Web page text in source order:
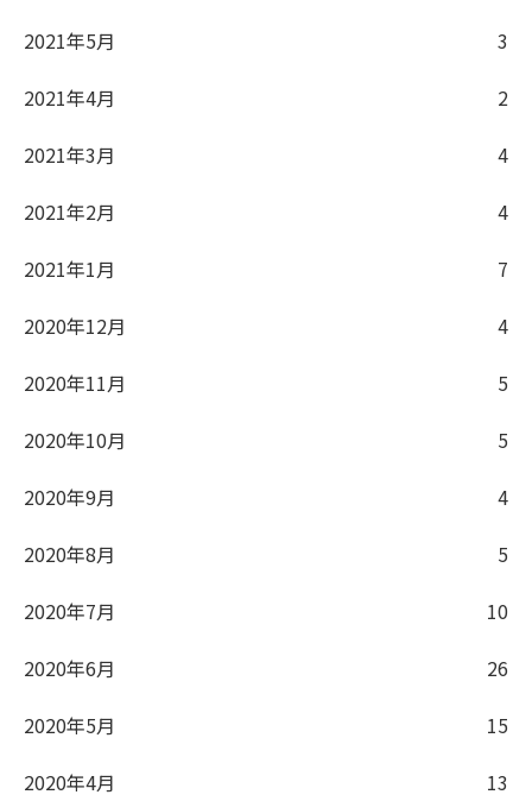
2021年5月
3
2021年4月
2
2021年3月
4
2021年2月
4
2021年1月
7
2020年12月
4
2020年11月
5
2020年10月
5
2020年9月
4
2020年8月
5
2020年7月
10
2020年6月
26
2020年5月
15
2020年4月
13